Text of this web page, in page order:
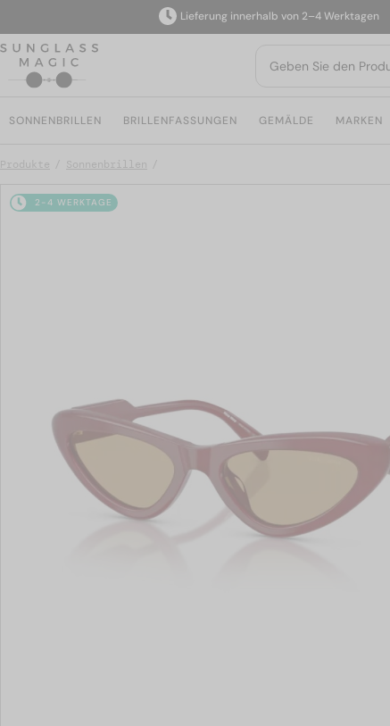
Lieferung innerhalb von 2–4 Werktagen
SONNENBRILLEN BRILLENFASSUNGEN GEMÄLDE MARKEN
Produkte Sonnenbrillen
2-4 WERKTAGE